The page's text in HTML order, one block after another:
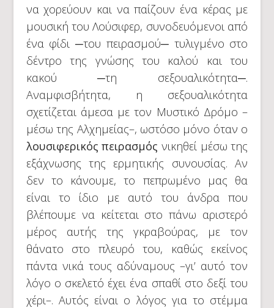
να χορεύουν και να παίζουν ένα κέρας με
μουσική του Λούσιφερ, συνοδευόμενοι από
ένα φίδι ─του πειρασμού─ τυλιγμένο στο
δέντρο της γνώσης του καλού και του
κακού ─τη σεξουαλικότητα─.
Αναμφισβήτητα, η σεξουαλικότητα
σχετίζεται άμεσα με τον Μυστικό Δρόμο –
μέσω της Αλχημείας–, ωστόσο μόνο όταν ο
λουσιφερικός πειρασμός νικηθεί μέσω της
εξάχνωσης της ερμητικής συνουσίας. Αν
δεν το κάνουμε, το πεπρωμένο μας θα
είναι το ίδιο με αυτό του άνδρα που
βλέπουμε να κείτεται στο πάνω αριστερό
μέρος αυτής της γκραβούρας, με τον
θάνατο στο πλευρό του, καθώς εκείνος
πάντα νικά τους αδύναμους –γι’ αυτό τον
λόγο ο σκελετό έχει ένα σπαθί στο δεξί του
χέρι–. Αυτός είναι ο λόγος για το στέμμα